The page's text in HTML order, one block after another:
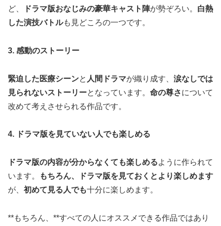
ど、
ドラマ版おなじみの豪華キャスト陣が勢ぞろい。 白熱
した演技バトルも見どころの一つです。
3. 感動のストーリー
緊迫した医療シーンと 人間ドラマが織り成す、 涙なしでは
見られないストーリーとなっています。 命の尊さについて
改めて考えさせられる作品です。
4. ドラマ版を見ていない人でも楽しめる
ドラマ版の内容が分からなくても楽しめるように作られて
います。
もちろん、ドラマ版を見ておくとより楽しめます
が、 初めて見る人でも十分に楽しめます。
**もちろん、**すべての人にオススメできる作品ではあり